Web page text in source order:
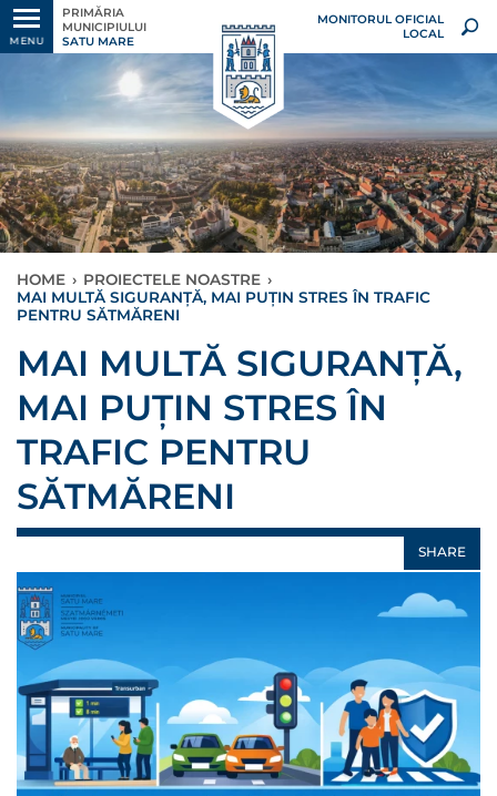
MENU
PRIMĂRIA
MUNICIPIULUI
SATU MARE
MONITORUL OFICIAL
LOCAL
HOME › PROIECTELE NOASTRE ›
MAI MULTĂ SIGURANȚĂ, MAI PUȚIN STRES ÎN TRAFIC
PENTRU SĂTMĂRENI
MAI MULTĂ SIGURANȚĂ,
MAI PUȚIN STRES ÎN
TRAFIC PENTRU
SĂTMĂRENI
SHARE